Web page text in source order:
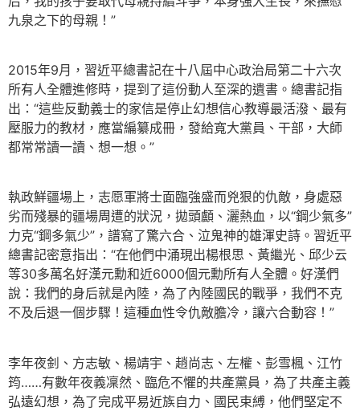
九泉之下的母親！”
2015年9月，習近平總書記在十八屆中心政治局第二十六次
所有人全體進修時，提到了這份動人至深的遺書。總書記指
出：“這些反動義士的家信是停止幻想信心教導最活潑、最有
壓服力的教材，應當編纂成冊，發給寬大黨員、干部，大師
都常常讀一讀、想一想。”
執政鮮疆場上，志愿軍將士面臨強盛而兇狠的仇敵，身處惡
劣而殘暴的疆場周遭的狀況，拋頭顱、灑熱血，以“鋼少氣多”
力克“鋼多氣少”，譜寫了驚六合、泣鬼神的雄渾史詩。習近平
總書記密意指出：“在他們中涌現出楊根思、黃繼光、邱少云
等30多萬名好漢元勳和近6000個元勳所有人全體。好漢們
說：我們的身后就是內陸，為了內陸國民的戰爭，我們不克
不及后退一個步驟！這種血性令仇敵膽冷，讓六合動容！”
李年夜釗、方志敏、楊靖宇、趙尚志、左權、彭雪楓、江竹
筠……有數年夜義凜然、臨危不懼的共產黨員，為了共產主義
弘遠幻想，為了完成平易近族自力、國民束縛，他們堅定不